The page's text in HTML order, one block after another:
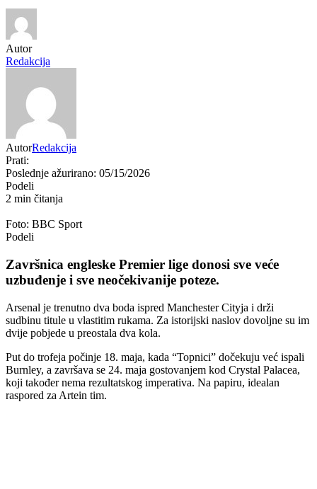
Autor
Redakcija
AutorRedakcija
Prati:
Poslednje ažurirano: 05/15/2026
Podeli
2 min čitanja
Foto: BBC Sport
Podeli
Završnica engleske Premier lige donosi sve veće
uzbuđenje i sve neočekivanije poteze.
Arsenal je trenutno dva boda ispred Manchester Cityja i drži
sudbinu titule u vlastitim rukama. Za istorijski naslov dovoljne su im
dvije pobjede u preostala dva kola.
Put do trofeja počinje 18. maja, kada “Topnici” dočekuju već ispali
Burnley, a završava se 24. maja gostovanjem kod Crystal Palacea,
koji također nema rezultatskog imperativa. Na papiru, idealan
raspored za Artein tim.